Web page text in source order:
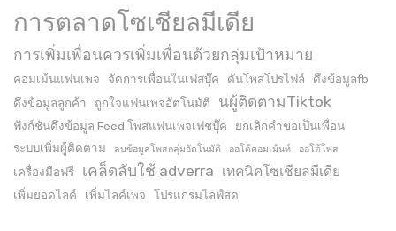
การตลาดโซเชียลมีเดีย
การเพิ่มเพื่อนควรเพิ่มเพื่อนด้วยกลุ่มเป้าหมาย
คอมเม้นแฟนเพจ จัดการเพื่อนในเฟสบุ๊ค ดันโพสโปรไฟล์
ดึงข้อมูลfb
ดึงข้อมูลลูกค้า
ถูกใจแฟนเพจอัตโนมัติ นผู้ติดตามTiktok
ฟังก์ชันดึงข้อมูล Feed โพสแฟนเพจเฟชบุ๊ค
ยกเลิกคำขอเป็นเพื่อน
ระบบเพิ่มผู้ติดตาม
ลบข้อมูลโพสกลุ่มอัตโนมัติ ออโต้คอมเม้นท์ ออโต้โพส
เครื่องมือฟรี เคล็ดลับใช้ adverra เทคนิคโซเชียลมีเดีย
เพิ่มยอดไลค์ เพิ่มไลค์เพจ โปรแกรมไลฟ์สด